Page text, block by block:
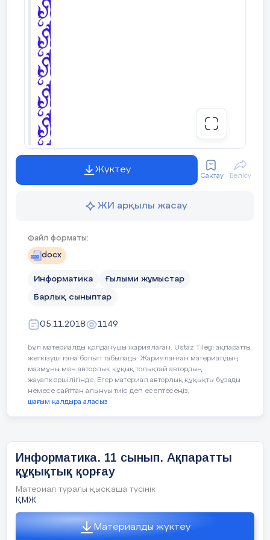
көшіріп, оны бағдарламамен тексеріске
салу.
құндылығы:
бағдарламаны мектептерде, жоғарғы оқу
орындарында тәжірибе жүзінде қолдануға
болады.
Ақпарат және вирус
баяндау, мәлімет деген ұғымдарды
білдіретін informatio сөзінен шыққан.
Бізді дүние жүзіндегі күнделікті
радио мен теледидарды «бұқаралық
ақпарат құралдары» деп атайды. Біз
теледидардан жаңалықтарды көреміз,
радиодан естиміз, бір - бірімізден
қызықтырған нәрселерді сұраймыз, яғни
ақпарат аламыз. Бұл мысалдардан біз
жаңалықтың, өткен оқиғаның мазмұнын
білдіретінін көреміз.
Ал археологиялық қазба жұмыстары
арқылы табылған бұйымдар бізге сол
жөнінде, қандай жағдайда өмір сүргендері
туралы аса бағалы ақпарат береді.
«Қайнар» мектеп-гимназия»
коммуналдық мемлекеттік мекемесі
Жүктеу
Сақтау Бөлісу
ЖИ арқылы жасау
Файл форматы:
docx
Информатика Ғылыми жұмыстар
Барлық сыныптар
05.11.2018 1149
Бұл материалды қолданушы жариялаған. Ustaz Tilegi ақпаратты
жеткізуші ғана болып табылады. Жарияланған материалдың
мазмұны мен авторлық құқық толықтай автордың
жауапкершілігінде. Егер материал авторлық құқықты бұзады
немесе сайттан алынуы тиіс деп есептесеңіз,
шағым қалдыра аласыз
Информатика. 11 сынып. Ақпаратты
құқықтық қорғау
Материал туралы қысқаша түсінік
ҚМЖ
Материалды жүктеу